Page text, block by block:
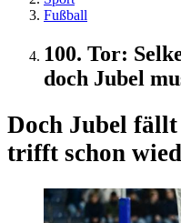
Fußball
100. Tor:
doch Jubel
Doch Jubel fällt
trifft schon